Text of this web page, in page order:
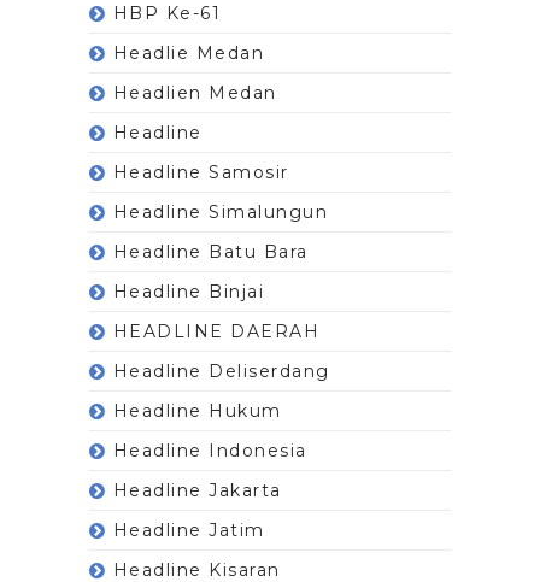
HBP Ke-61
Headlie Medan
Headlien Medan
Headline
Headline Samosir
Headline Simalungun
Headline Batu Bara
Headline Binjai
HEADLINE DAERAH
Headline Deliserdang
Headline Hukum
Headline Indonesia
Headline Jakarta
Headline Jatim
Headline Kisaran